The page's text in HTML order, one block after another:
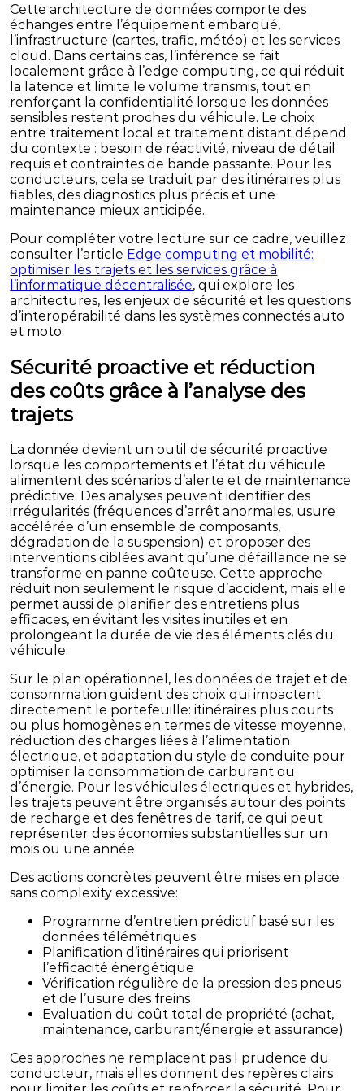
Cette architecture de données comporte des
échanges entre l’équipement embarqué,
l’infrastructure (cartes, trafic, météo) et les services
cloud. Dans certains cas, l’inférence se fait
localement grâce à l’edge computing, ce qui réduit
la latence et limite le volume transmis, tout en
renforçant la confidentialité lorsque les données
sensibles restent proches du véhicule. Le choix
entre traitement local et traitement distant dépend
du contexte : besoin de réactivité, niveau de détail
requis et contraintes de bande passante. Pour les
conducteurs, cela se traduit par des itinéraires plus
fiables, des diagnostics plus précis et une
maintenance mieux anticipée.
Pour compléter votre lecture sur ce cadre, veuillez
consulter l’article Edge computing et mobilité:
optimiser les trajets et les services grâce à
l’informatique décentralisée, qui explore les
architectures, les enjeux de sécurité et les questions
d’interopérabilité dans les systèmes connectés auto
et moto.
Sécurité proactive et réduction
des coûts grâce à l’analyse des
trajets
La donnée devient un outil de sécurité proactive
lorsque les comportements et l’état du véhicule
alimentent des scénarios d’alerte et de maintenance
prédictive. Des analyses peuvent identifier des
irrégularités (fréquences d’arrêt anormales, usure
accélérée d’un ensemble de composants,
dégradation de la suspension) et proposer des
interventions ciblées avant qu’une défaillance ne se
transforme en panne coûteuse. Cette approche
réduit non seulement le risque d’accident, mais elle
permet aussi de planifier des entretiens plus
efficaces, en évitant les visites inutiles et en
prolongeant la durée de vie des éléments clés du
véhicule.
Sur le plan opérationnel, les données de trajet et de
consommation guident des choix qui impactent
directement le portefeuille: itinéraires plus courts
ou plus homogènes en termes de vitesse moyenne,
réduction des charges liées à l’alimentation
électrique, et adaptation du style de conduite pour
optimiser la consommation de carburant ou
d’énergie. Pour les véhicules électriques et hybrides,
les trajets peuvent être organisés autour des points
de recharge et des fenêtres de tarif, ce qui peut
représenter des économies substantielles sur un
mois ou une année.
Des actions concrètes peuvent être mises en place
sans complexity excessive:
Programme d’entretien prédictif basé sur les
données télémétriques
Planification d’itinéraires qui priorisent
l’efficacité énergétique
Vérification régulière de la pression des pneus
et de l’usure des freins
Evaluation du coût total de propriété (achat,
maintenance, carburant/énergie et assurance)
Ces approches ne remplacent pas l prudence du
conducteur, mais elles donnent des repères clairs